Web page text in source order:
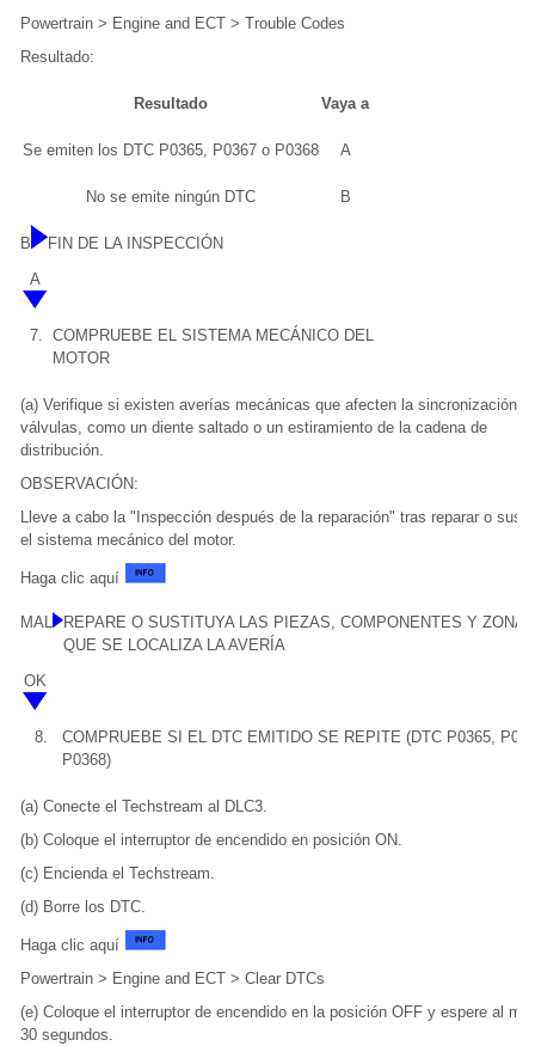
Powertrain > Engine and ECT > Trouble Codes
Resultado:
Resultado Vaya a
Se emiten los DTC P0365, P0367 o P0368 A
No se emite ningún DTC B
B
FIN DE LA INSPECCIÓN
A
7. COMPRUEBE EL SISTEMA MECÁNICO DEL
MOTOR
(a) Verifique si existen averías mecánicas que afecten la sincronización
válvulas, como un diente saltado o un estiramiento de la cadena de
distribución.
OBSERVACIÓN:
Lleve a cabo la "Inspección después de la reparación" tras reparar o
el sistema mecánico del motor.
Haga clic aquí
MAL
REPARE O SUSTITUYA LAS PIEZAS, COMPONENTES Y ZONA
QUE SE LOCALIZA LA AVERÍA
OK
8.
COMPRUEBE SI EL DTC EMITIDO SE REPITE (DTC P0365,
P0368)
(a) Conecte el Techstream al DLC3.
(b) Coloque el interruptor de encendido en posición ON.
(c) Encienda el Techstream.
(d) Borre los DTC.
Haga clic aquí
Powertrain > Engine and ECT > Clear DTCs
(e) Coloque el interruptor de encendido en la posición OFF y espere al
30 segundos.